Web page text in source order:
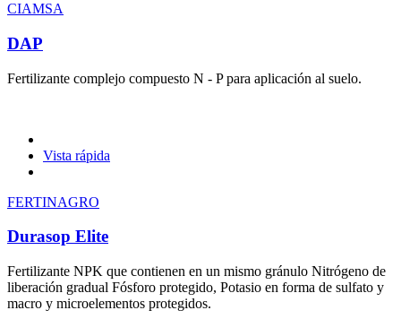
CIAMSA
DAP
Fertilizante complejo compuesto N - P para aplicación al suelo.
Vista rápida
FERTINAGRO
Durasop Elite
Fertilizante NPK que contienen en un mismo gránulo Nitrógeno de
liberación gradual Fósforo protegido, Potasio en forma de sulfato y
macro y microelementos protegidos.